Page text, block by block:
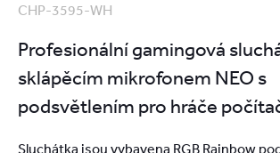
CHP-3595-WH
Profesionální gamingová
sklápěcím mikrofonem NEO s
podsvětlením pro hráče
Sluchátka jsou vybavena RGB Rainbow